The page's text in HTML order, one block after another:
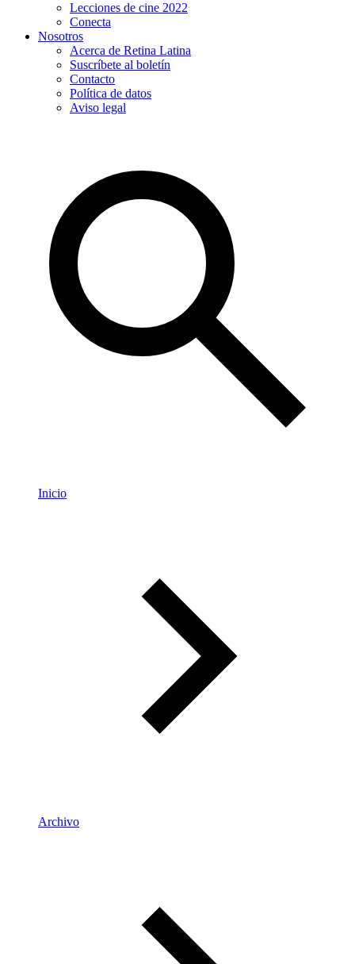
Lecciones de cine 2022
Conecta
Nosotros
Acerca de Retina Latina
Suscríbete al boletín
Contacto
Política de datos
Aviso legal
Inicio
Archivo